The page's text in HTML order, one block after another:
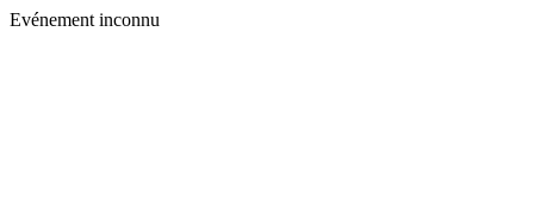
Evénement inconnu